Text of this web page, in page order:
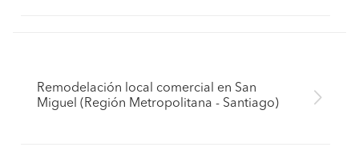
Remodelación local comercial en San
Miguel (Región Metropolitana - Santiago)